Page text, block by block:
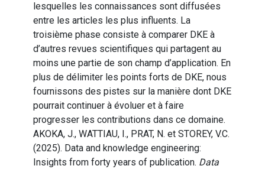
lesquelles les connaissances sont diffusées
entre les articles les plus influents. La
troisième phase consiste à comparer DKE à
d’autres revues scientifiques qui partagent au
moins une partie de son champ d’application. En
plus de délimiter les points forts de DKE, nous
fournissons des pistes sur la manière dont DKE
pourrait continuer à évoluer et à faire
progresser les contributions dans ce domaine.
AKOKA, J., WATTIAU, I., PRAT, N. et STOREY, V.C.
(2025). Data and knowledge engineering:
Insights from forty years of publication. Data